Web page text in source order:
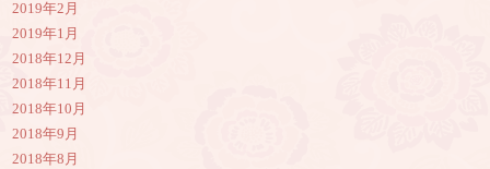
2019年2月
2019年1月
2018年12月
2018年11月
2018年10月
2018年9月
2018年8月